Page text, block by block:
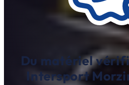
Du matériel
Intersport